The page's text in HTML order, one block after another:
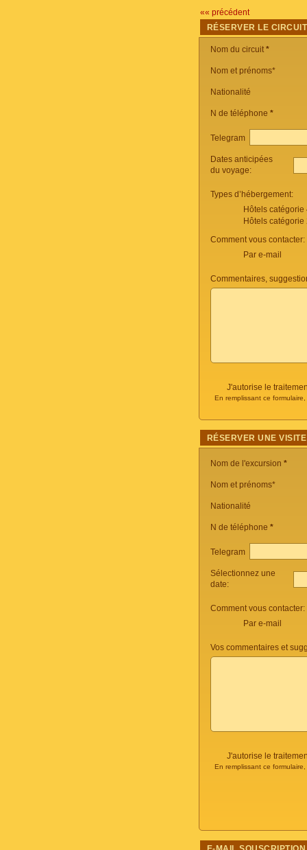
«« précédent
RÉSERVER LE CIRCUIT
Nom du circuit*
Nom et prénoms*
Nationalité
N de téléphone *
Telegram
Dates anticipées
du voyage:
Types d’hébergement:
Hôtels
Hôtels
Comment vous contacter:
Par e-mail
Commentaires,
J'autorise le
En remplissant ce
RÉSERVER UNE
Nom de l'excursion *
Nom et prénoms*
Nationalité
N de téléphone *
Telegram
Sélectionnez une
date:
Comment vous contacter:
Par e-mail
Vos commentaires et
J'autorise le
En remplissant ce